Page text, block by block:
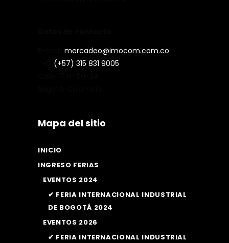
mercadeo@imocom.com.co
(+57) 315 831 9005
Mapa del sitio
INICIO
INGRESO FERIAS
EVENTOS 2024
✔ FERIA INTERNACIONAL INDUSTRIAL
DE BOGOTÁ 2024
EVENTOS 2026
✔ FERIA INTERNACIONAL INDUSTRIAL